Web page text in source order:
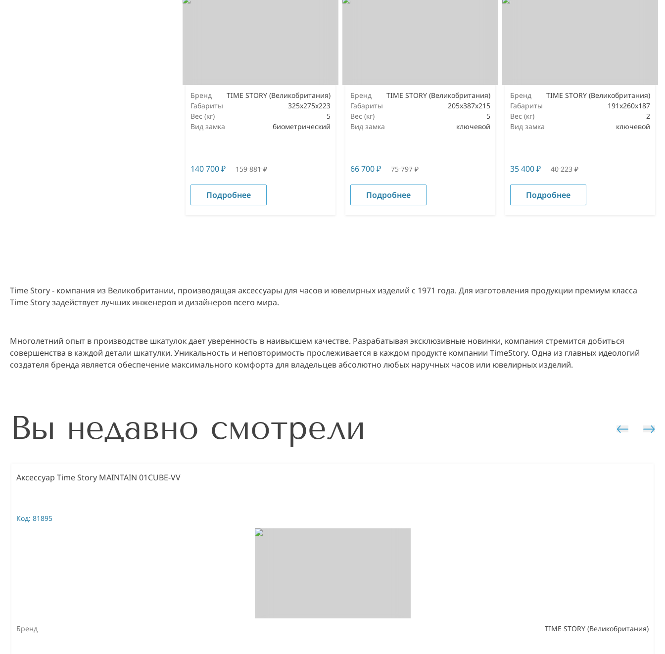
Бренд
TIME STORY (Великобритания)
Габариты
325х275х223
Вес (кг)
5
Вид замка
биометрический
140 700₽ 159 881₽
Подробнее
Бренд
TIME STORY (Великобритания)
Габариты
205х387х215
Вес (кг)
5
Вид замка
ключевой
66 700₽ 75 797₽
Подробнее
Бренд
TIME STORY (Великобритания)
Габариты
191х260х187
Вес (кг)
2
Вид замка
ключевой
35 400₽ 40 223₽
Подробнее
Time Story - компания из Великобритании, производящая аксессуары для часов и ювелирных изделий с 1971 года. Для изготовления продукции премиум класса
Time Story задействует лучших инженеров и дизайнеров всего мира.
Многолетний опыт в производстве шкатулок дает уверенность в наивысшем качестве. Разрабатывая эксклюзивные новинки, компания стремится добиться
совершенства в каждой детали шкатулки. Уникальность и неповторимость прослеживается в каждом продукте компании TimeStory. Одна из главных идеологий
создателя бренда является обеспечение максимального комфорта для владельцев абсолютно любых наручных часов или ювелирных изделий.
Вы недавно смотрели
Аксессуар Time Story MAINTAIN 01CUBE-VV
Код: 81895
Бренд TIME STORY (Великобритания)